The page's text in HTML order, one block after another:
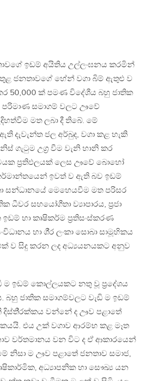
ඉඩම් අයිතිය උල්ලංඝනය කරමින්
ජනතාවගේ හේන් වගා බිම් ඇතුළු ව
50,000 ක් පමණ විදේශීය බහු ජාතික
පරිමාණ සමාගම් වලට ඌවේ
මත ලබා දී තිබේ. මේ
දැවැන්ත ජල අර්බුද, වගා කළ හැකි
ගැටුම උග‍්‍ර වීම වැනි හානි කර
ප‍්‍රතිඵලයක් ලෙස ඌවේ බොහෝ
ඉවත් ව ඇති බව ඉඩම්
සන්ධානයේ මෙහෙයවීම මත පරිසර
ධීවර සහයෝගීතා ව්‍යාපාරය, ප‍්‍රජා
ඉඩම් හා කෘෂිකර්ම ප‍්‍රතිසංස්කරණ
හා ශී‍්‍ර ලංකා සොබා සාමූහිකය
ව සිදු කරන ලද අධ්‍යයනයකට අනුව
ම ඉඩම් කොල්ලයකට නතු වූ ප‍්‍රදේශය
ජාතික සමාගම්වලට වැඩි ම ඉඩම්
දිස්ති‍්‍රක්කය වන්නේ ද ඌව පළාතේ
එය උක් වගාව ආරම්භ කළ මෑත
වර්තමානය වන විට ද ඒ ආකාරයෙන්
නිසා ම ඌව පළාතේ ජනතාව සමාජ,
අධ්‍යාපනික හා සෞඛ්‍ය යන